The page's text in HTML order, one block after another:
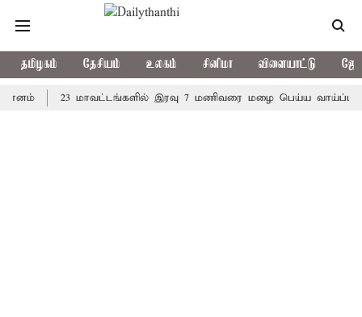
தமிழகம் தேசியம் உலகம் சினிமா விளையாட்டு
23 மாவட்டங்களில் இரவு 7 மணிவரை மழை பெய்ய வாய்ப்பு